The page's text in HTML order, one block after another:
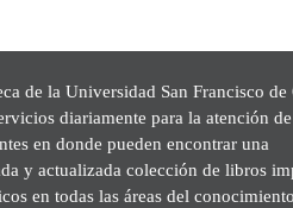
de la Universidad San Francisco de
diariamente para la atención
en donde pueden encontrar una
y actualizada colección de libros
en todas las áreas del